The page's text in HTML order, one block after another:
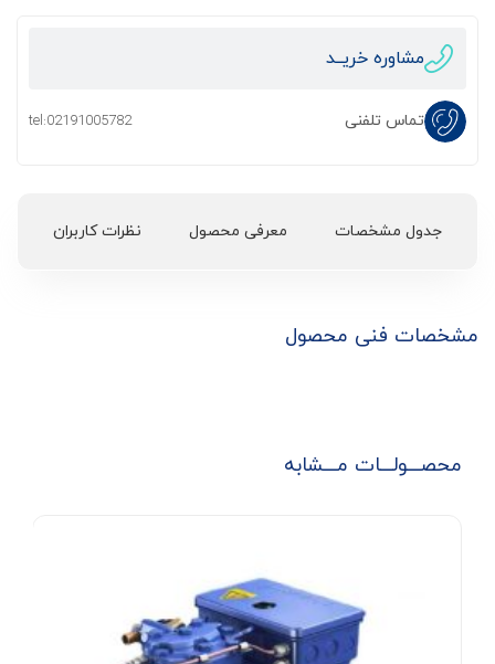
مشاوره خریــد
تماس تلفنی tel:02191005782
جدول مشخصات معرفی محصول نظرات کاربران
مشخصات فنی محصول
محصـــولـــات مـــشابه